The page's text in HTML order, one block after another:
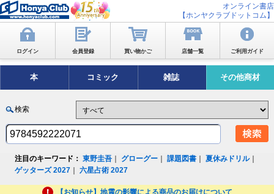
オンライン書店
【ホンヤクラブドットコム】
ログイン 会員登録 買い物かご 店舗一覧 ご利用ガイド
本 コミック 雑誌 その他商材
検索
注目のキーワード： 東野圭吾 グローグー ｜課題図書 ｜夏休みドリル｜
ゲッターズ 2027 ｜六星占術 2027
【お知らせ】地震の影響による商品のお届けについて